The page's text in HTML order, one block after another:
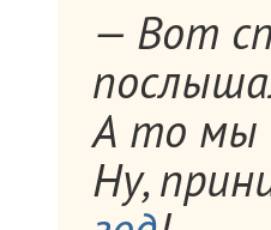
— Вот
А то мы
Ну,